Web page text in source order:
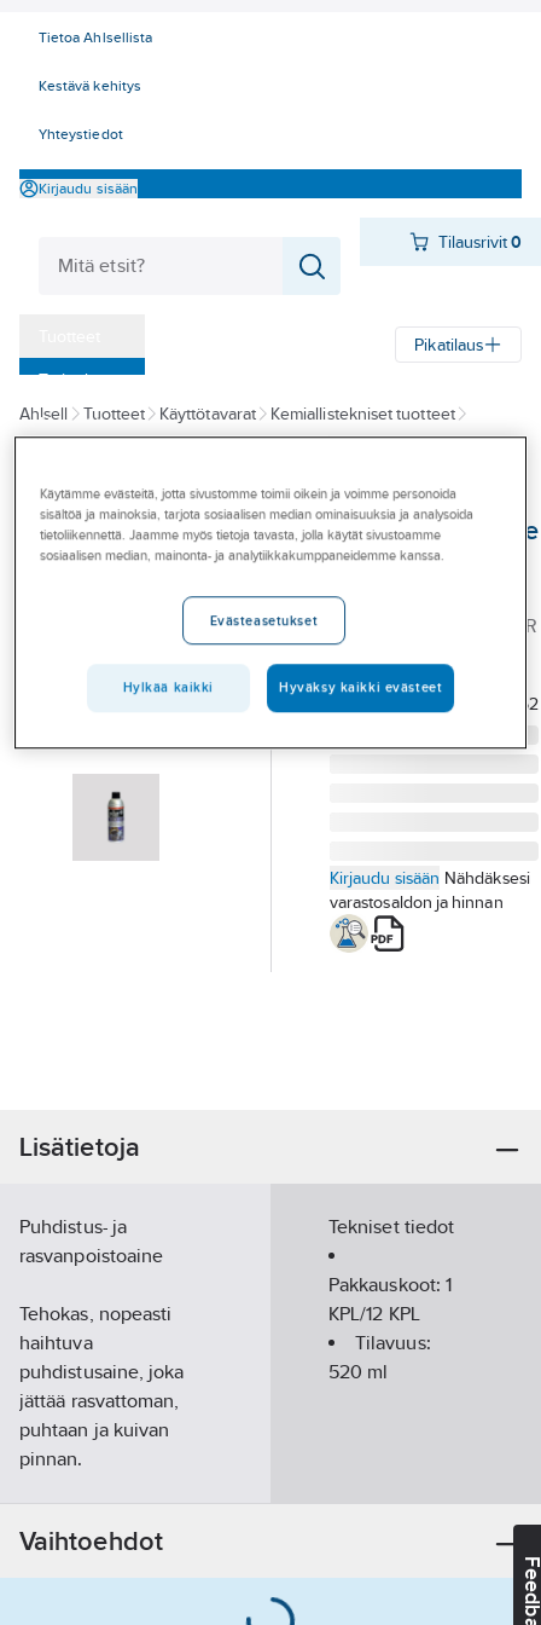
Tietoa Ahlsellista
Kestävä kehitys
Yhteystiedot
Kirjaudu sisään
Tilausrivit 0
‎Tarjoukset
Myymälät
Konseptit
Palvelut
Pikatilaus
Ahlsell Tuotteet Käyttötavarat
Kemiallistekniset tuotteet
Teollisuuspuhdistusaineet ja rasvanpoisto
Rasvanpoisto
PRF
Rasvanpoistoaine
PRF
RASVANPOISTAJA
520ML PRF DEGREASER
Tuotenumero
80432295
Toimittajan
tuotenumero:
PIDEGR52
Kirjaudu sisään Nähdäksesi
varastosaldon ja hinnan
Lisätietoja
Puhdistus- ja
rasvanpoistoaine
Tehokas, nopeasti
haihtuva
puhdistusaine, joka
jättää rasvattoman,
puhtaan ja kuivan
pinnan.
Kytkimet ja jarruosat.
Metalli-, lasi- ja
Tekniset tiedot
Pakkauskoot:1
KPL/12 KPL
Tilavuus:
520 ml
Vaihtoehdot
Käytämme evästeitä, jotta sivustomme toimii oikein ja voimme personoida
sisältöä ja mainoksia, tarjota sosiaalisen median ominaisuuksia ja analysoida
tietoliikennettä. Jaamme myös tietoja tavasta, jolla käytät sivustoamme
sosiaalisen median, mainonta- ja analytiikkakumppaneidemme kanssa.
Evästeasetukset
Hylkää kaikki Hyväksy kaikki evästeet